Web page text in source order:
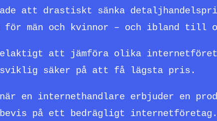
att drastiskt sänka
män och kvinnor – och ibland till
att jämföra olika
säker på att få lägsta pris.
när en internethandlare erbjuder en
på ett bedrägligt internetföretag.